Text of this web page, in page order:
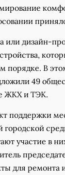
или дизайн-
порядке. В
49
ЖКХ и ТЭК.
поддержки
участие в
для ремонта